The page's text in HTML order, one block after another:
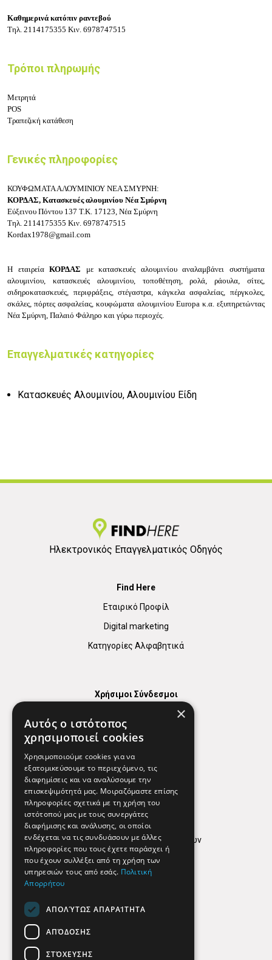
Καθημερινά κατόπιν ραντεβού
Τηλ. 2114175355 Κιν. 6978747515
Τρόποι πληρωμής
Μετρητά
POS
Τραπεζική κατάθεση
Γενικές πληροφορίες
ΚΟΥΦΩΜΑΤΑ ΑΛΟΥΜΙΝΙΟΥ ΝΕΑ ΣΜΥΡΝΗ:
ΚΟΡΔΑΣ, Κατασκευές αλουμινίου Νέα Σμύρνη
Εύξεινου Πόντου 137 Τ.Κ. 17123, Νέα Σμύρνη
Τηλ. 2114175355 Κιν. 6978747515
Kordax1978@gmail.com
Η εταιρείαΚΟΡΔΑΣ με κατασκευές αλουμινίου αναλαμβάνει συστήματα
αλουμινίου, κατασκευές αλουμινίου, τοποθέτηση, ρολά, ράουλα, σίτες,
σιδηροκατασκευές, περιφράξεις, στέγαστρα, κάγκελα ασφαλείας, πέργκολες,
σκάλες, πόρτες ασφαλείας, κουφώματα αλουμινίου Europa κ.α. εξυπηρετώντας
Νέα Σμύρνη, Παλαιό Φάληρο και γύρω περιοχές.
Επαγγελματικές κατηγορίες
Κατασκευές Αλουμινίου, Αλουμινίου Είδη
Ηλεκτρονικός Επαγγελματικός Οδηγός
Find Here
Εταιρικό Προφίλ
Digital marketing
Κατηγορίες Αλφαβητικά
Χρήσιμοι Σύνδεσμοι
Χρήσιμα Τηλέφωνα
Εφημερεύοντα Φαρμακεία
Απόρρητο
Όροι Χρήσης
Πολιτική προστασίας δεδομένων
Findhere
Social Media
×
Αυτός ο ιστότοπος
χρησιμοποιεί cookies
Χρησιμοποιούμε cookies για να
εξατομικεύσουμε το περιεχόμενο, τις
διαφημίσεις και να αναλύσουμε την
επισκεψιμότητά μας. Μοιραζόμαστε επίσης
πληροφορίες σχετικά με τη χρήση του
ιστότοπού μας με τους συνεργάτες
διαφήμισης και ανάλυσης, οι οποίοι
ενδέχεται να τις συνδυάσουν με άλλες
πληροφορίες που τους έχετε παράσχει ή
που έχουν συλλέξει από τη χρήση των
υπηρεσιών τους από εσάς. Πολιτική
Απορρήτου
ΑΠΟΛΎΤΩΣ ΑΠΑΡΑΊΤΗΤΑ
ΑΠΌΔΟΣΗΣ
ΣΤΌΧΕΥΣΗΣ